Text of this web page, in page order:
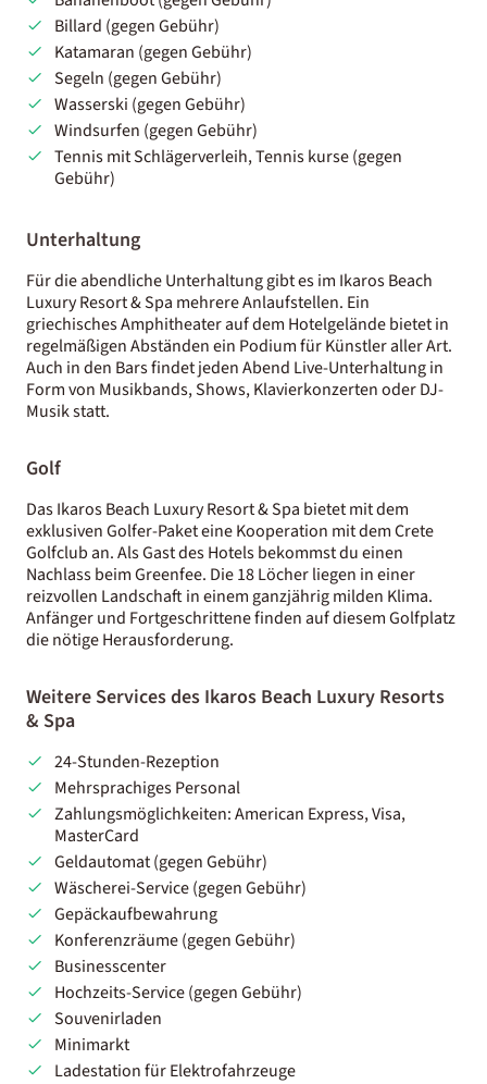
Billard (gegen Gebühr)
Katamaran (gegen Gebühr)
Segeln (gegen Gebühr)
Wasserski (gegen Gebühr)
Windsurfen (gegen Gebühr)
Tennis mit Schlägerverleih, Tennis kurse (gegen
Gebühr)
Unterhaltung
Für die abendliche Unterhaltung gibt es im Ikaros Beach
Luxury Resort & Spa mehrere Anlaufstellen. Ein
griechisches Amphitheater auf dem Hotelgelände bietet in
regelmäßigen Abständen ein Podium für Künstler aller Art.
Auch in den Bars findet jeden Abend Live-Unterhaltung in
Form von Musikbands, Shows, Klavierkonzerten oder DJ-
Musik statt.
Golf
Das Ikaros Beach Luxury Resort & Spa bietet mit dem
exklusiven Golfer-Paket eine Kooperation mit dem Crete
Golfclub an. Als Gast des Hotels bekommst du einen
Nachlass beim Greenfee. Die 18 Löcher liegen in einer
reizvollen Landschaft in einem ganzjährig milden Klima.
Anfänger und Fortgeschrittene finden auf diesem Golfplatz
die nötige Herausforderung.
Weitere Services des Ikaros Beach Luxury Resorts
& Spa
24-Stunden-Rezeption
Mehrsprachiges Personal
Zahlungsmöglichkeiten: American Express, Visa,
MasterCard
Geldautomat (gegen Gebühr)
Wäscherei-Service (gegen Gebühr)
Gepäckaufbewahrung
Konferenzräume (gegen Gebühr)
Businesscenter
Hochzeits-Service (gegen Gebühr)
Souvenirladen
Minimarkt
Ladestation für Elektrofahrzeuge